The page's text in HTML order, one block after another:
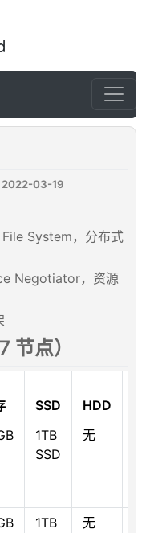
2022-03-19
System，分布式
Negotiator，资源
点）
SSD HDD
1TB
SSD
无
1TB
无